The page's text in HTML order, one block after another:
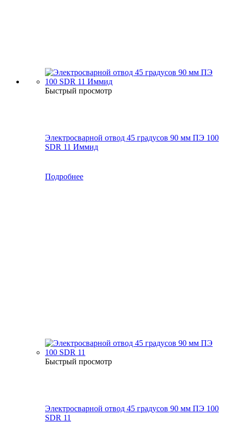
Быстрый просмотр
Электросварной отвод 45 градусов 90 мм ПЭ 100
SDR 11 Иммид
Подробнее
Быстрый просмотр
Электросварной отвод 45 градусов 90 мм ПЭ 100
SDR 11